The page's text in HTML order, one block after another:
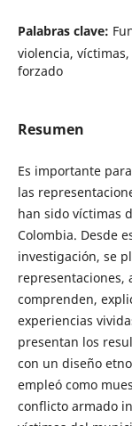
Palabras clave:
violencia,
forzado
Resumen
Es importante
las
han sido víctimas
Colombia. Desde
investigación, se
representaciones,
comprenden,
experiencias
presentan los
con un diseño
empleó como
conflicto armado